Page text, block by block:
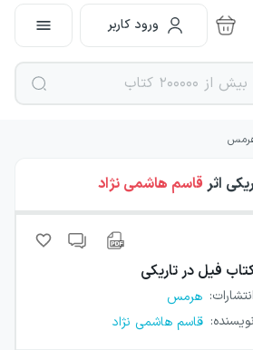
ورود کاربر
اثر قاسم هاشمی نژاد
فیل در تاریکی
انتشارات: هرمس
نویسنده: قاسم هاشمی نژاد